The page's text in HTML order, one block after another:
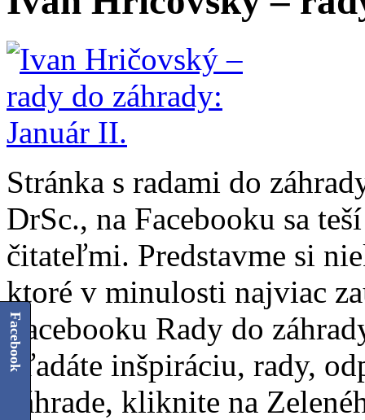
Stránka s radami do
DrSc., na Facebooku sa
čitateľmi. Predstavme si
ktoré v minulosti najviac
Facebooku Rady do
hľadáte inšpiráciu, rady,
záhrade, kliknite na
Facebook